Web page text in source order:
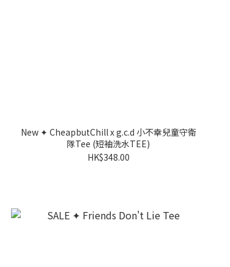
New ✦ CheapbutChill x g.c.d 小不幸兒童守衛
隊Tee (短袖洗水TEE)
HK$348.00